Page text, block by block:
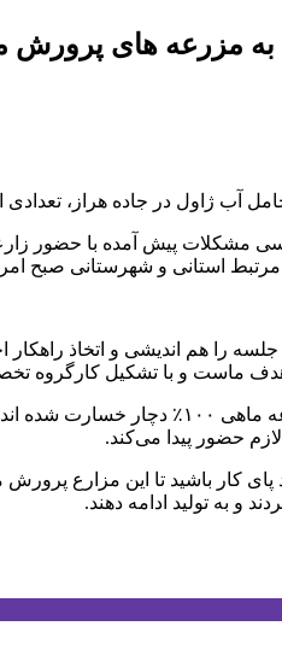
مزرعه های پرورش
آب ژاول در جاده هراز،
مشکلات پیش آمده با حضور
صبح امروز چهارشنبه ۲۸ شهریور ماه در محل سالن
را هم اندیشی و اتخاذ
هدف ماست و با تشکیل
فرماندار اظهار کرد؛بیش از
حضور پیدا می‌کند.
پای کار باشید تا این مزارع
و به تولید ادامه دهند.